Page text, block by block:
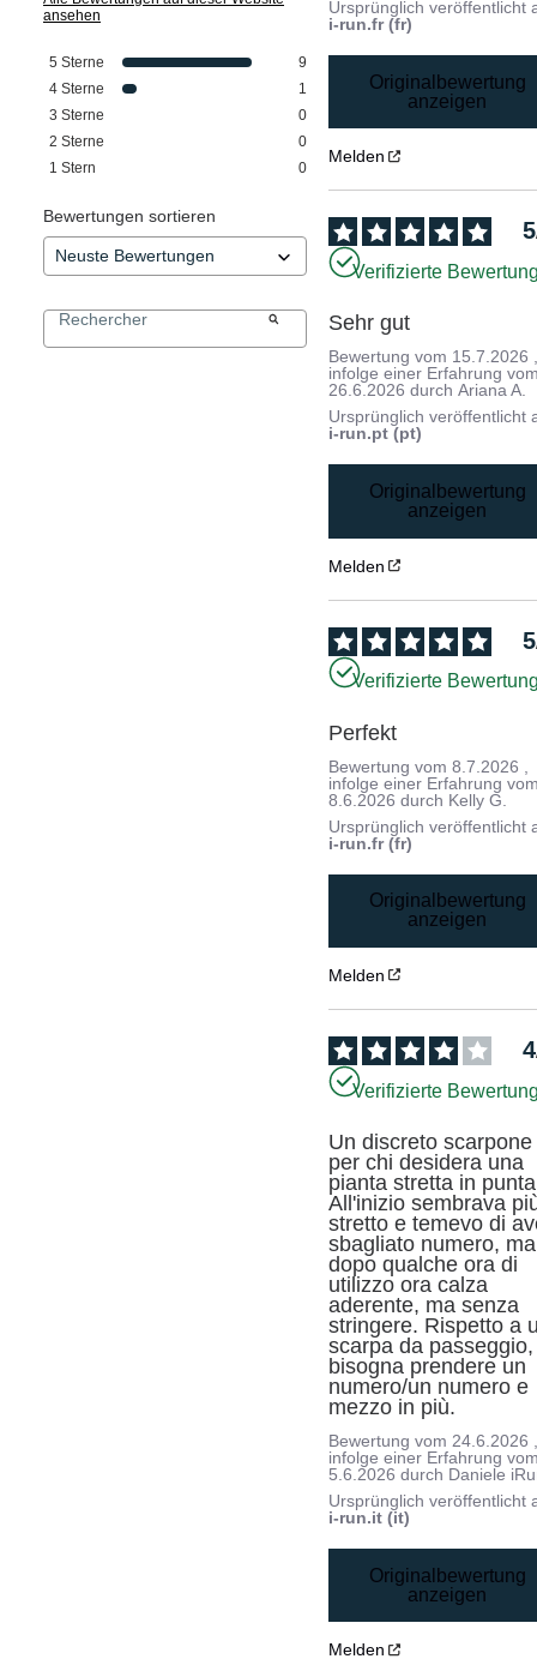
ansehen
5 Sterne
9
4 Sterne
1
3 Sterne
0
2 Sterne
0
1 Stern 0
Bewertungen sortieren
Ursprünglich veröffentlicht
i-run.fr (fr)
Originalbewertung
anzeigen
Melden
5
Verifizierte
Sehr gut
Bewertung vom 15.7.2026
infolge einer Erfahrung
26.6.2026 durchAriana A.
Ursprünglich veröffentlicht
i-run.pt (pt)
Originalbewertung
anzeigen
Melden
5
Verifizierte
Perfekt
Bewertung vom8.7.2026
infolge einer Erfahrung
8.6.2026 durch Kelly G.
Ursprünglich veröffentlicht
i-run.fr (fr)
Originalbewertung
anzeigen
Melden
4
Verifizierte
Un discreto scarpone
per chi desidera una
pianta stretta in
All'inizio sembrava
stretto e temevo di
sbagliato numero, ma
dopo qualche ora di
utilizzo ora calza
aderente, ma senza
stringere. Rispetto a
scarpa da passeggio,
bisogna prendere un
numero/un numero e
mezzo in più.
Bewertung vom 24.6.2026
infolge einer Erfahrung
5.6.2026 durch Daniele
Ursprünglich veröffentlicht
i-run.it (it)
Originalbewertung
anzeigen
Melden